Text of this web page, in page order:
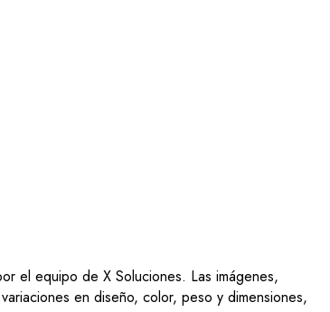
el equipo de X Soluciones. Las imágenes,
en diseño, color, peso y dimensiones,